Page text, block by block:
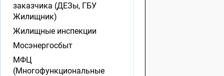
заказчика (ДЕЗы, ГБУ
Жилищник)
Жилищные инспекции
Мосэнергосбыт
МФЦ
(Многофункциональные